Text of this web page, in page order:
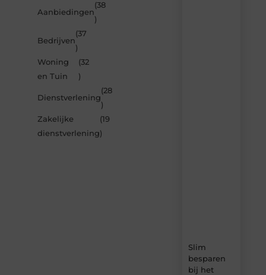
Aanbiedingen
(38
)
Bedrijven
(37
)
Woning
en Tuin
(32
)
Dienstverlening
(28
)
Zakelijke
dienstverlening
(19
)
Slim
besparen
bij het